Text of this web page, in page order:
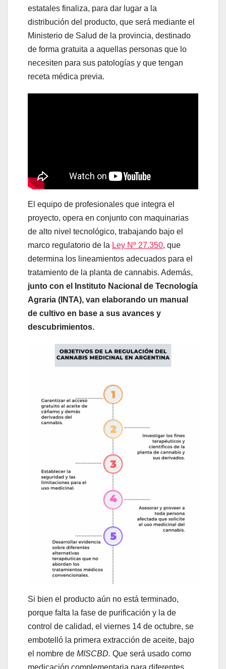
estatales finaliza, para dar lugar a la
distribución del producto, que será mediante el
Ministerio de Salud de la provincia, destinado
de forma gratuita a aquellas personas que lo
necesiten para sus patologías y que tengan
receta médica previa.
El equipo de profesionales que integra el
proyecto, opera en conjunto con maquinarias
de alto nivel tecnológico, trabajando bajo el
marco regulatorio de la Ley Nº 27.350, que
determina los lineamientos adecuados para el
tratamiento de la planta de cannabis. Además,
junto con el Instituto Nacional de Tecnología
Agraria (INTA), van elaborando un manual
de cultivo en base a sus avances y
descubrimientos.
Si bien el producto aún no está terminado,
porque falta la fase de purificación y la de
control de calidad, el viernes 14 de octubre, se
embotelló la primera extracción de aceite, bajo
el nombre de MISCBD. Que será usado como